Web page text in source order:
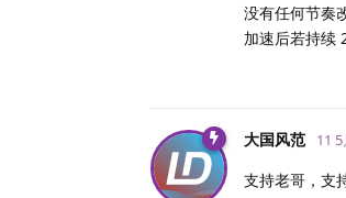
没有任何节奏
加速后若持续
大国风范 11 5
支持老哥，支